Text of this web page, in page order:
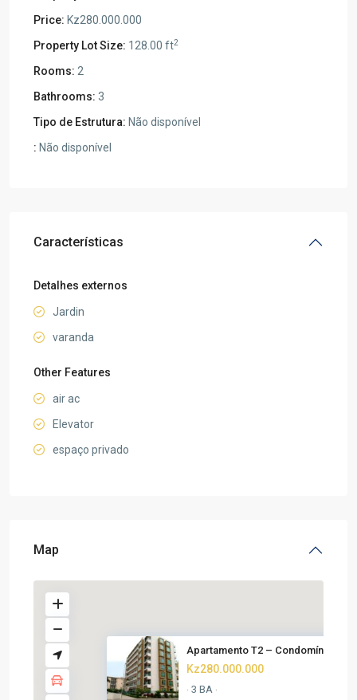
Price: Kz280.000.000
Property Lot Size: 128.00 ft2
Rooms: 2
Bathrooms: 3
Tipo de Estrutura: Não disponível
: Não disponível
Características
Detalhes externos
Jardin
varanda
Other Features
air ac
Elevator
espaço privado
Map
Apartamento T2 – Condomínio Ho...
Kz280.000.000
· 3 BA ·